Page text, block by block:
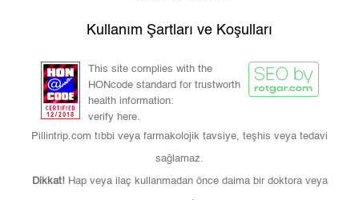
Kullanım Şartları ve Koşulları
This site complies with the
HONcode standard for trustworth
health information:
verify here.
Pillintrip.com tıbbi veya farmakolojik tavsiye, teşhis veya tedavi
sağlamaz.
Dikkat! Hap veya ilaç kullanmadan önce daima bir doktora veya